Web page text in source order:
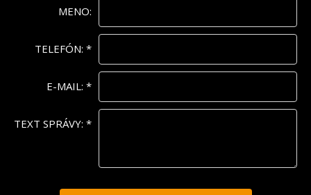
MENO:
TELEFÓN: *
E-MAIL: *
TEXT SPRÁVY: *